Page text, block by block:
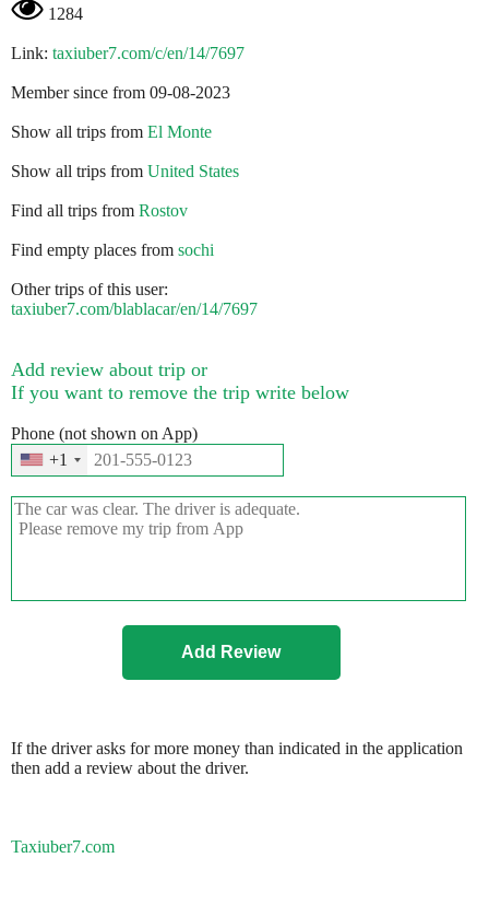
1284
Link: taxiuber7.com/c/en/14/7697
Member since from 09-08-2023
Show all trips from El Monte
Show all trips from United States
Find all trips from Rostov
Find empty places from sochi
Other trips of this user:
taxiuber7.com/blablacar/en/14/7697
Add review about trip or
If you want to remove the trip write below
Phone (not shown on App)
+1
If the driver asks for more money than indicated in the application
then add a review about the driver.
Taxiuber7.com